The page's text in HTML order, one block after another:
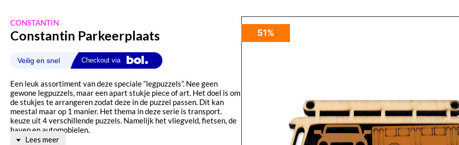
CONSTANTIN
Constantin Parkeerplaats
Een leuk assortiment van deze speciale “legpuzzels”. Nee geen
gewone legpuzzels, maar een apart stukje piece of art. Het doel is om
de stukjes te arrangeren zodat deze in de puzzel passen. Dit kan
meestal maar op 1 manier. Het thema in deze serie is transport.
keuze uit 4 verschillende puzzels. Namelijk het vliegveld, fietsen, de
haven en automobielen.
Lees meer
51%